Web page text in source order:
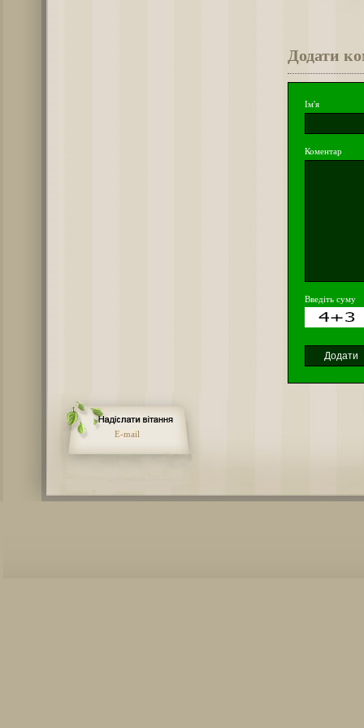
Додати
Ім'я
Коментар
Введіть суму
E-mail